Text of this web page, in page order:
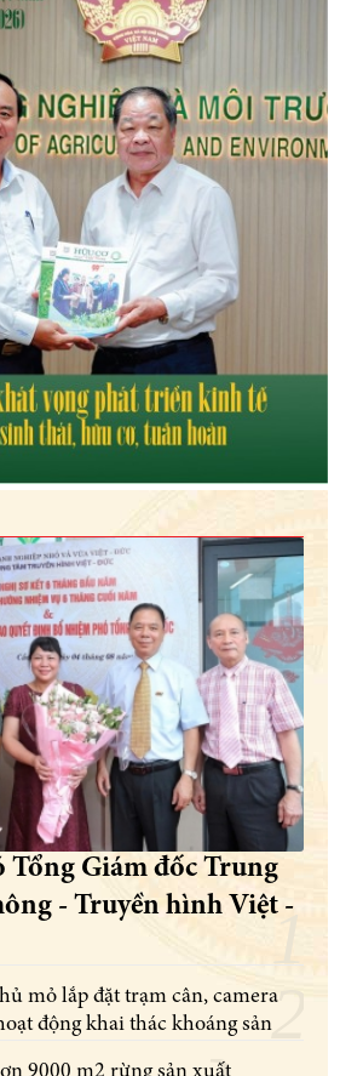
Tổng Giám đốc Trung
- Truyền hình Việt -
mỏ lắp đặt trạm cân, camera
động khai thác khoáng sản